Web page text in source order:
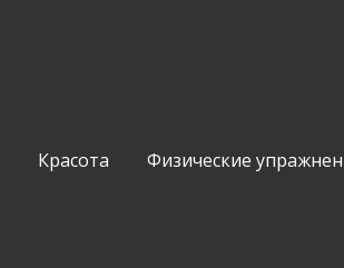
Красота Физические